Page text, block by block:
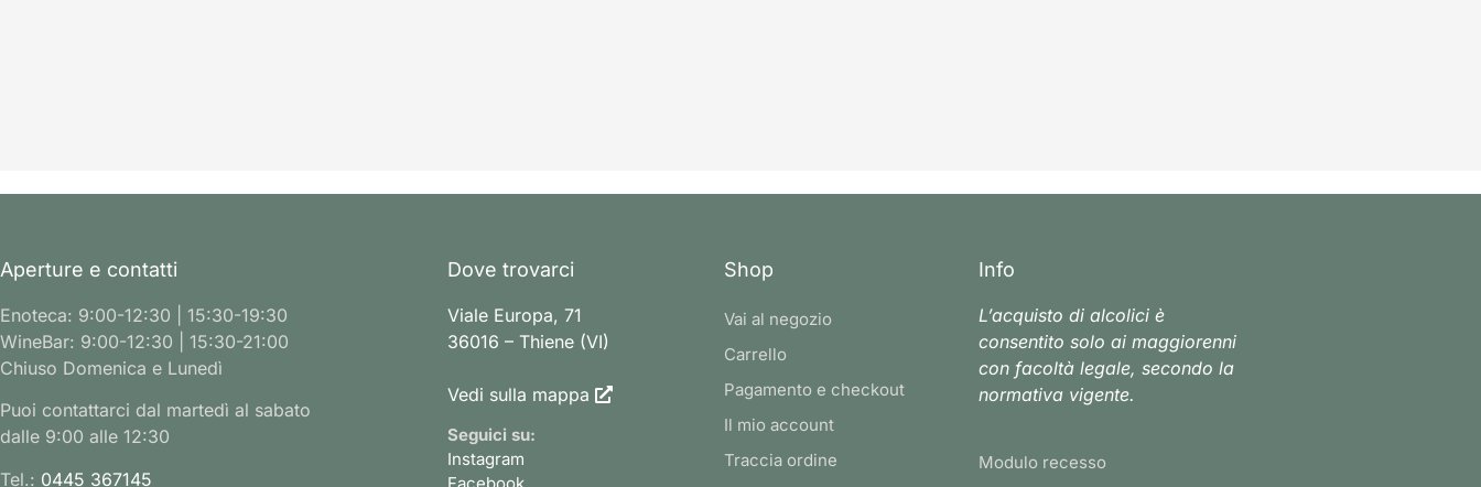
Aperture e contatti
Enoteca: 9:00-12:30 | 15:30-19:30
WineBar: 9:00-12:30 | 15:30-21:00
Chiuso Domenica e Lunedì
Puoi contattarci dal martedì al sabato
dalle 9:00 alle 12:30
Tel.: 0445 367145
Dove trovarci
Viale Europa, 71
36016 – Thiene (VI)
Vedi sulla mappa
Seguici su:
Instagram
Shop
Vai al negozio
Carrello
Pagamento e checkout
Il mio account
Traccia ordine
Info
L’acquisto di alcolici è
consentito solo ai maggiorenni
con facoltà legale, secondo la
normativa vigente.
Modulo recesso